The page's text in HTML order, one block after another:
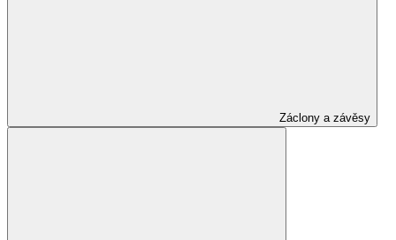
Záclony a závěsy